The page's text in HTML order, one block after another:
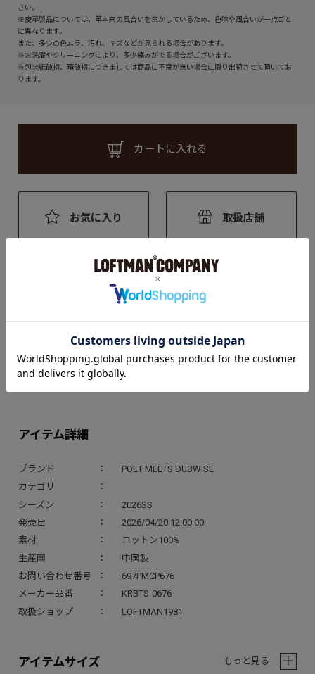
さい。
※皮革製品については、革本来の風合いを生かしているため、色味や風合いが一点ごと
に異なります。
また、多少の色ムラ、汚れ、キズなどが見られる場合があります。
※お洗濯やクリーニングにより、多少縮みがでる場合がございます。
※包装紙破損、箱破損につきましては商品に不良が無い場合に限り出荷させて頂いてお
ります。
カートに入れる
お気に入り 取扱店舗
アイテム詳細
ブランド
POET MEETS DUBWISE
カテゴリ
シーズン
2026SS
発売日
2026/04/20 12:00:00
素材
コットン100%
生産国
中国製
お問い合わせ番号
697PMCP676
メーカー品番
KRBTS-0676
取扱ショップ
LOFTMAN1981
イナーのJinmooが手掛けるソウルで人気のミュージックバ
ー"Kompakt Record bar”とPMDとのコラボ。
6.8ozのヘビーウェイトさと滑らかな肌触りを追求。USAコットンを
アイテムサイズ もっと見る